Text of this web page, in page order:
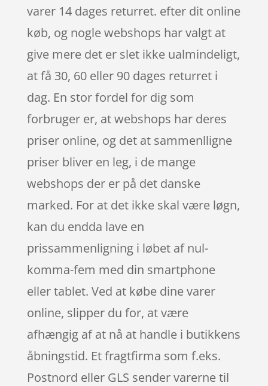
varer 14 dages returret. efter dit online
køb, og nogle webshops har valgt at
give mere det er slet ikke ualmindeligt,
at få 30, 60 eller 90 dages returret i
dag. En stor fordel for dig som
forbruger er, at webshops har deres
priser online, og det at sammenlligne
priser bliver en leg, i de mange
webshops der er på det danske
marked. For at det ikke skal være løgn,
kan du endda lave en
prissammenligning i løbet af nul-
komma-fem med din smartphone
eller tablet. Ved at købe dine varer
online, slipper du for, at være
afhængig af at nå at handle i butikkens
åbningstid. Et fragtfirma som f.eks.
Postnord eller GLS sender varerne til